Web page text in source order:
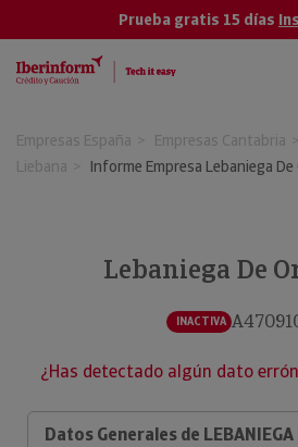
Prueba gratis 15 días
Empresas España Empresas Cantabria
Liebana
Informe Empresa Lebaniega De
Lebaniega De
INACTIVA
¿Has detectado algún dato
Datos Generales de LEBANIEGA